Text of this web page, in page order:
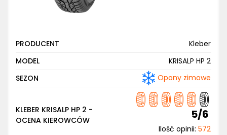
PRODUCENT
Kleber
MODEL
KRISALP HP 2
SEZON
Opony zimowe
KLEBER KRISALP HP 2 -
OCENA KIEROWCÓW
5/6
Ilość opinii: 572